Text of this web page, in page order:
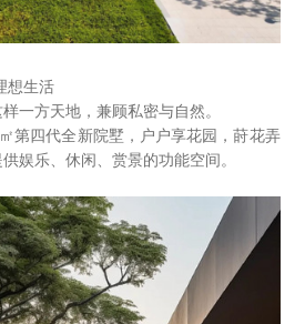
想生活
一方天地，兼顾私密与自然。
第四代全新院墅，户户享花园，莳花弄
娱乐、休闲、赏景的功能空间。